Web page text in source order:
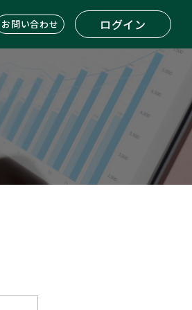
お問い合わせ ログイン